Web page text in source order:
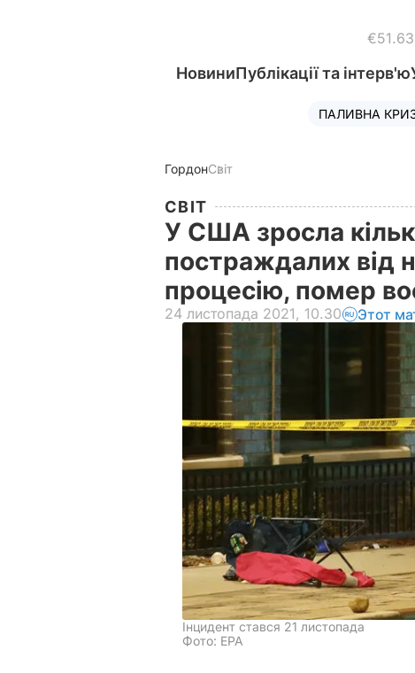
€51.63
НовиниПублікації та інтерв'ю
ПАЛИВНА
ГордонСвіт
СВІТ
У США зросла
постраждалих від
процесію, помер
24 листопада 2021, 10.30 Этот
Інцидент стався 21 листопада
Фото: ЕРА